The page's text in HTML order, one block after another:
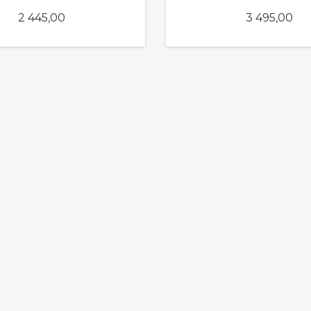
Pris
2 445,00 Pris
3 495,00